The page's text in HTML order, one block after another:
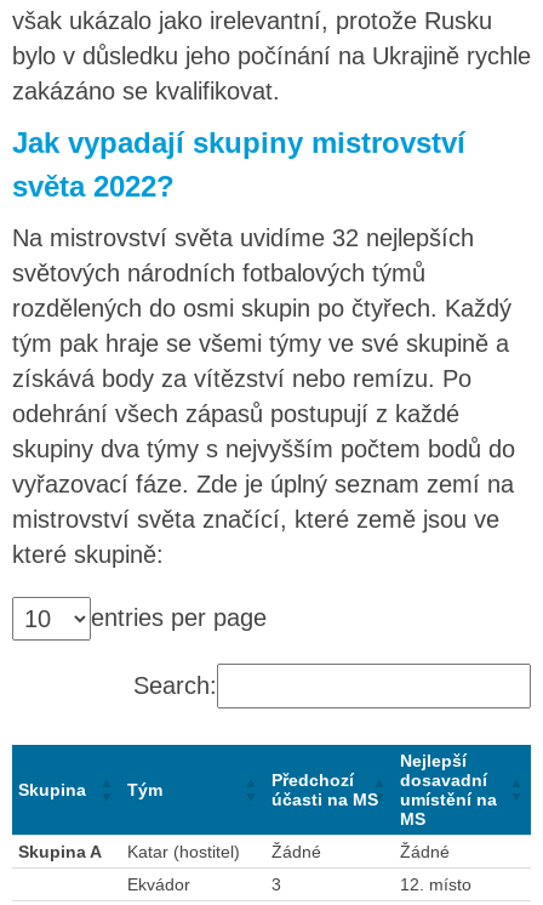
však ukázalo jako irelevantní, protože Rusku
bylo v důsledku jeho počínání na Ukrajině rychle
zakázáno se kvalifikovat.
Jak vypadají skupiny mistrovství
světa 2022?
Na mistrovství světa uvidíme 32 nejlepších
světových národních fotbalových týmů
rozdělených do osmi skupin po čtyřech. Každý
tým pak hraje se všemi týmy ve své skupině a
získává body za vítězství nebo remízu. Po
odehrání všech zápasů postupují z každé
skupiny dva týmy s nejvyšším počtem bodů do
vyřazovací fáze. Zde je úplný seznam zemí na
mistrovství světa značící, které země jsou ve
které skupině:
entries per page
Search:
Skupina Tým
Předchozí
účasti na MS
Nejlepší
dosavadní
umístění na
MS
Skupina A
Katar (hostitel) Žádné
Žádné
Ekvádor
3
12. místo